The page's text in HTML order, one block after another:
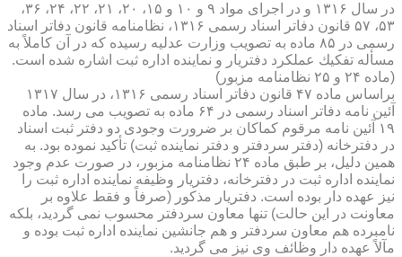
در سال ۱۳۱۶ و در اجرای مواد ۹ و ۱۰ و ۱۵، ۲۰، ۲۱، ۲۲، ۲۴، ۳۶،
۵۳، ۵۷ قانون دفاتر اسناد رسمی ۱۳۱۶، نظامنامه قانون دفاتر اسناد
رسمی در ۸۵ ماده به تصویب وزارت عدلیه رسیده كه در آن كاملاً به
مسأله تفكیك عملكرد دفتریار و نماینده اداره ثبت اشاره شده است.
(ماده ۲۴ و ۲۵ نظامنامه مزبور)
براساس ماده ۴۷ قانون دفاتر اسناد رسمی ۱۳۱۶، در سال ۱۳۱۷
آئین نامه دفاتر اسناد رسمی در ۶۴ ماده به تصویب می رسد. ماده
۱۹ آئین نامه مرقوم كماكان بر ضرورت وجودی دو دفتر ثبت اسناد
در دفترخانه (دفتر سردفتر و دفتر نماینده ثبت) تأكید نموده بود. به
همین دلیل، بر طبق ماده ۲۴ نظامنامه مزبور، در صورت عدم وجود
نماینده اداره ثبت در دفترخانه، دفتریار وظیفه نماینده اداره ثبت را
نیز عهده دار بوده است. دفتریار مذكور (صرفاً و فقط علاوه بر
معاونت در این حالت) تنها معاون سردفتر محسوب نمی گردید، بلكه
نامبرده هم معاون سردفتر و هم جانشین نماینده اداره ثبت بوده و
مآلاً عهده دار وظائف وی نیز می گردید.